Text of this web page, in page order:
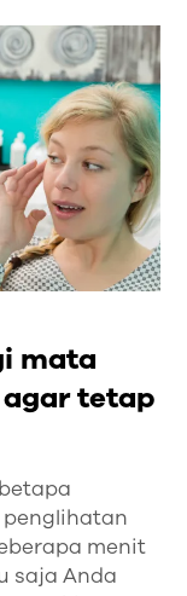
mata
tetap
menit
saja Anda